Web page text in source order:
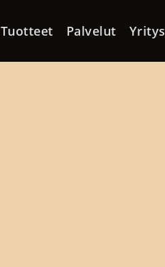
Tuotteet Palvelut Yritys